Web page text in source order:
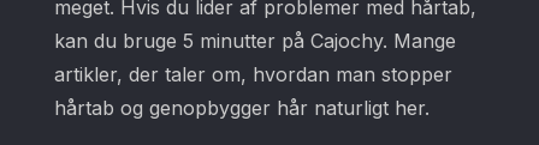
meget. Hvis du lider af problemer med hårtab,
kan du bruge 5 minutter på Cajochy. Mange
artikler, der taler om, hvordan man stopper
hårtab og genopbygger hår naturligt her.